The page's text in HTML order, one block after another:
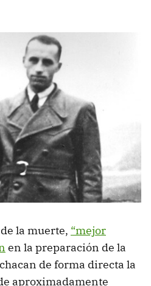
la muerte, “mejor
en la preparación de la
de forma directa la
aproximadamente